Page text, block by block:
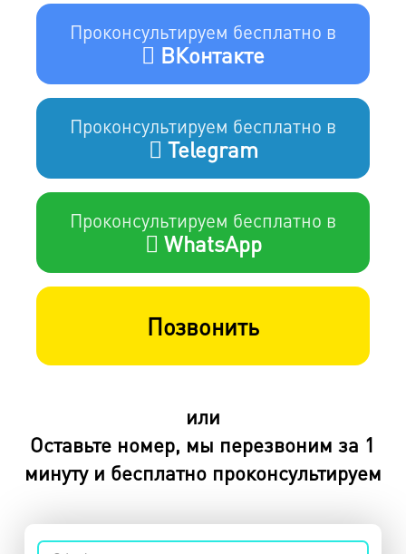
Проконсультируем бесплатно в
ВКонтакте
Проконсультируем бесплатно в
Telegram
Проконсультируем бесплатно в
WhatsApp
Позвонить
или
Оставьте номер, мы перезвоним за 1
минуту и бесплатно проконсультируем